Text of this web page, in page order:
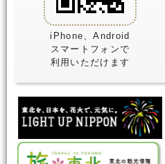
iPhone、Android
スマートフォンで
利用いただけます